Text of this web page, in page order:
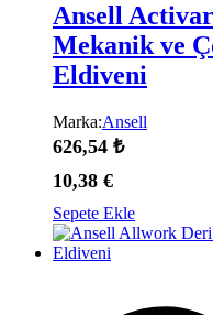
Ansell
Mekanik ve
Eldiveni
Marka:Ansell
626,54 ₺
10,38 €
Sepete Ekle